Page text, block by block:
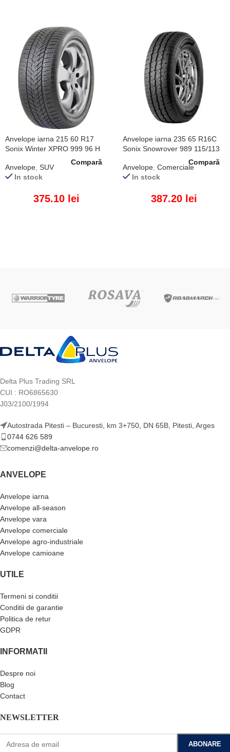
Anvelope iarna 215 60 R17
Sonix Winter XPRO 999 96 H
Anvelope SUV
In stock
375.10 lei
Compară
Anvelope iarna 235 65 R16C
Sonix Snowrover 989 115/113
Anvelope Comerciale
In stock
387.20 lei
Compară
Delta Plus Trading SRL
CUI : RO6865630
J03/2100/1994
Autostrada Pitesti – Bucuresti, km 3+750, DN 65B, Pitesti, Arges
0744 626 589
comenzi@delta-anvelope.ro
ANVELOPE
Anvelope iarna
Anvelope all-season
Anvelope vara
Anvelope comerciale
Anvelope agro-industriale
Anvelope camioane
UTILE
Termeni si conditii
Conditii de garantie
Politica de retur
GDPR
INFORMATII
Despre noi
Blog
Contact
NEWSLETTER